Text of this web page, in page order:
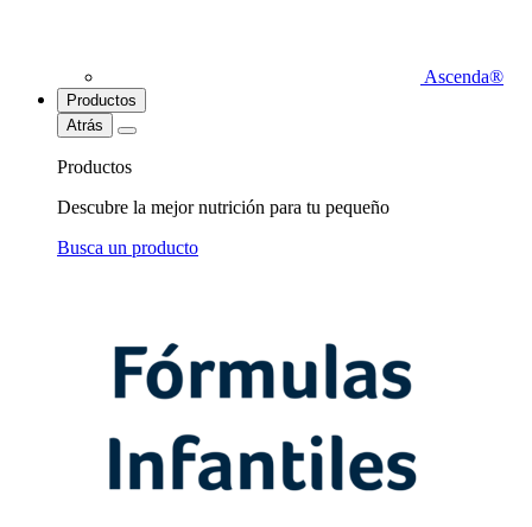
Ascenda®
Productos
Atrás
Productos
Descubre la mejor nutrición para tu pequeño
Busca un producto